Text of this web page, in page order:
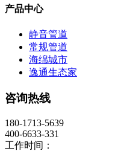
产品中心
静音管道
常规管道
海绵城市
逸通生态家
咨询热线
180-1713-5639
400-6633-331
工作时间：